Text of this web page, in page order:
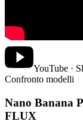
YouTube ·
Confronto modelli
Nano Banana
FLUX